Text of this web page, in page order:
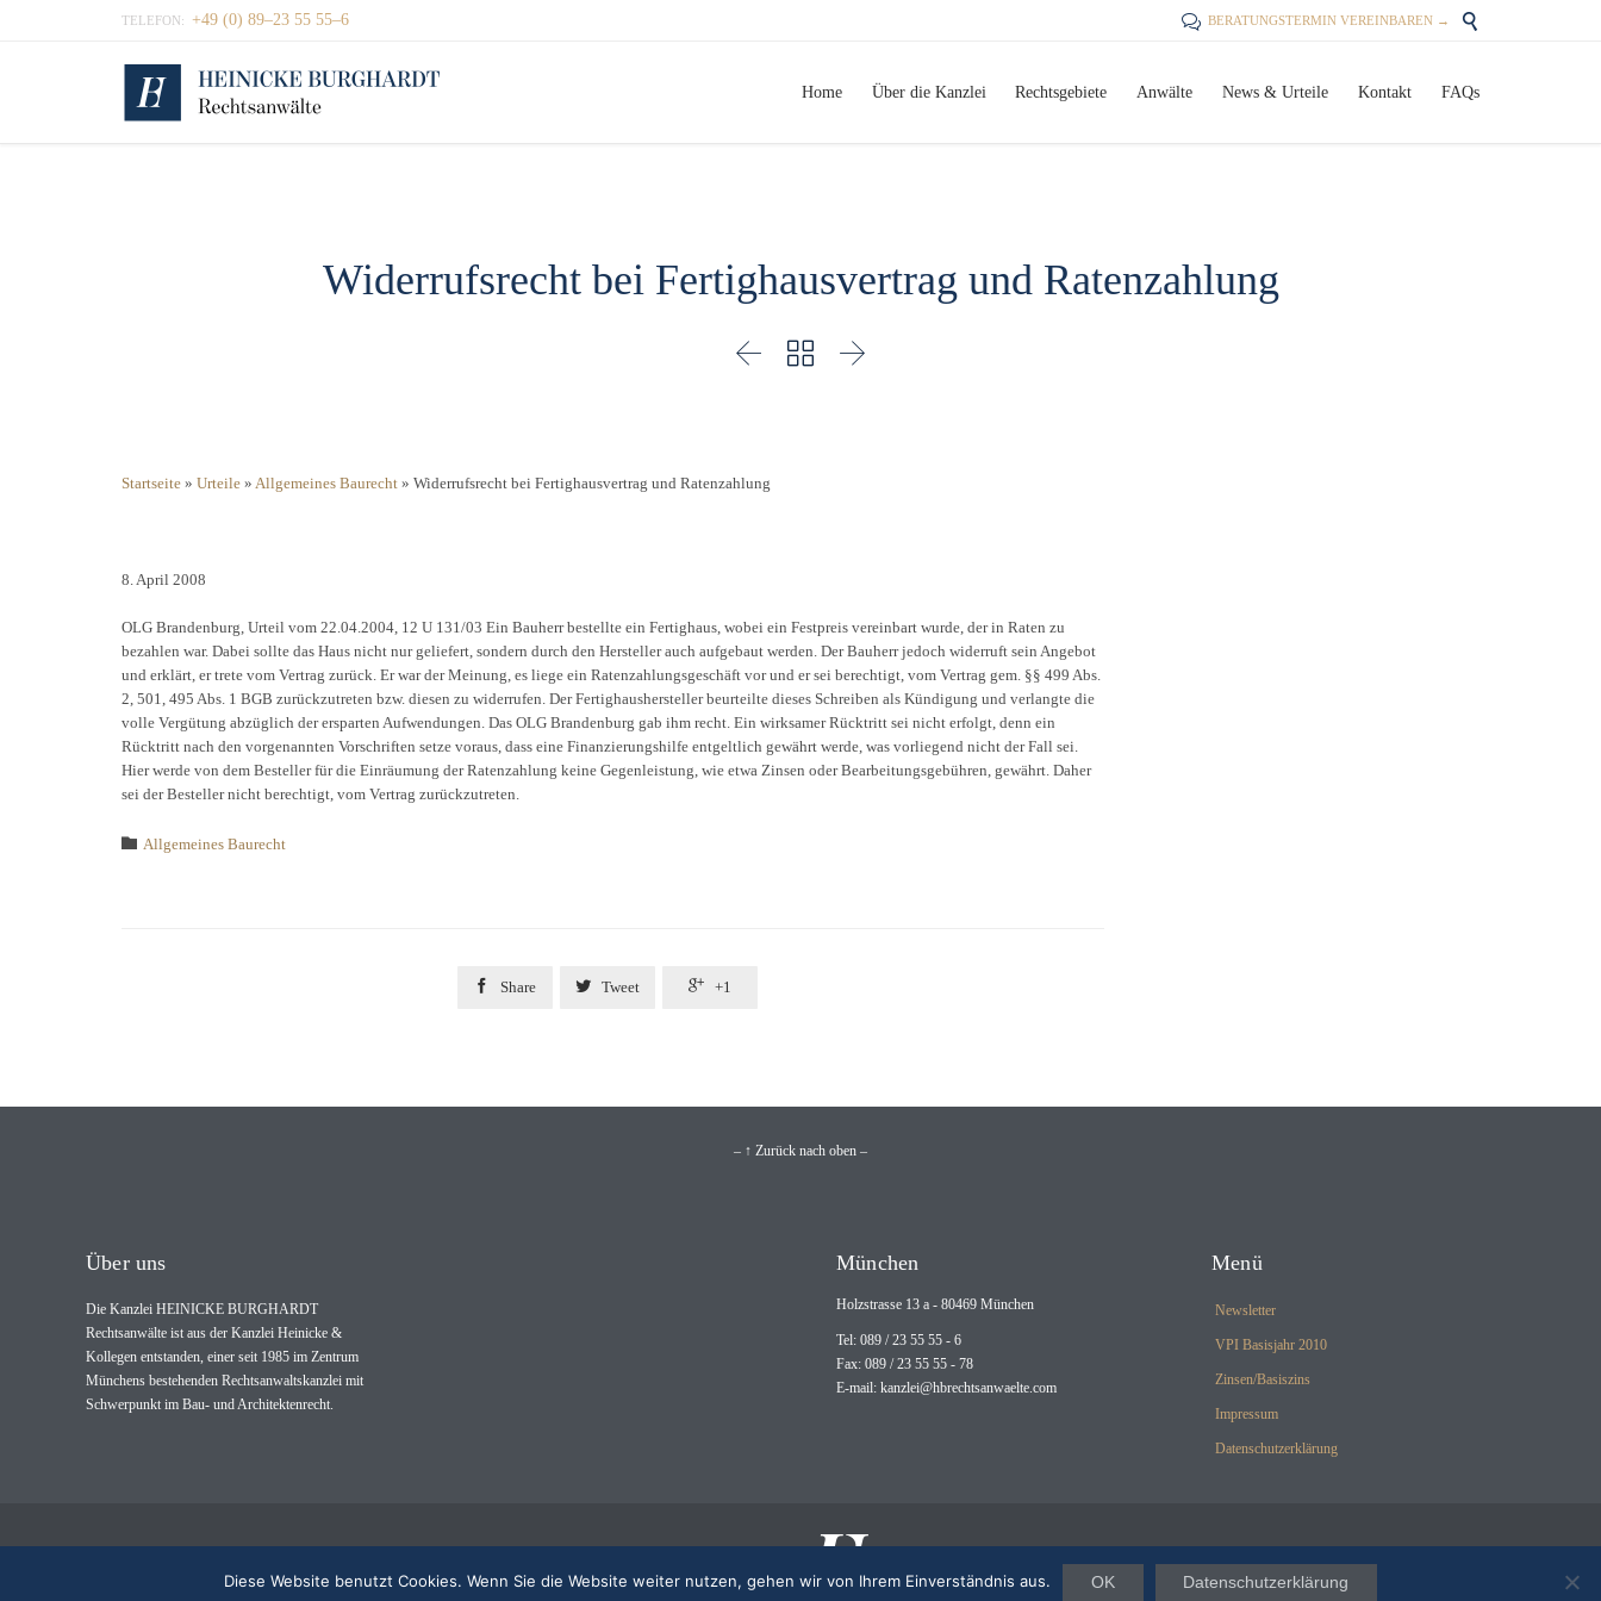
TELEFON: +49 (0) 89–23 55 55–6  BERATUNGSTERMIN VEREINBAREN → 
Home Über die Kanzlei Rechtsgebiete Anwälte News & Urteile Kontakt FAQs
Widerrufsrecht bei Fertighausvertrag und Ratenzahlung
  
Startseite » Urteile » Allgemeines Baurecht » Widerrufsrecht bei Fertighausvertrag und Ratenzahlung
8. April 2008
OLG Brandenburg, Urteil vom 22.04.2004, 12 U 131/03 Ein Bauherr bestellte ein Fertighaus, wobei ein Festpreis vereinbart wurde, der in Raten zu
bezahlen war. Dabei sollte das Haus nicht nur geliefert, sondern durch den Hersteller auch aufgebaut werden. Der Bauherr jedoch widerruft sein Angebot
und erklärt, er trete vom Vertrag zurück. Er war der Meinung, es liege ein Ratenzahlungsgeschäft vor und er sei berechtigt, vom Vertrag gem. §§ 499 Abs.
2, 501, 495 Abs. 1 BGB zurückzutreten bzw. diesen zu widerrufen. Der Fertighaushersteller beurteilte dieses Schreiben als Kündigung und verlangte die
volle Vergütung abzüglich der ersparten Aufwendungen. Das OLG Brandenburg gab ihm recht. Ein wirksamer Rücktritt sei nicht erfolgt, denn ein
Rücktritt nach den vorgenannten Vorschriften setze voraus, dass eine Finanzierungshilfe entgeltlich gewährt werde, was vorliegend nicht der Fall sei.
Hier werde von dem Besteller für die Einräumung der Ratenzahlung keine Gegenleistung, wie etwa Zinsen oder Bearbeitungsgebühren, gewährt. Daher
sei der Besteller nicht berechtigt, vom Vertrag zurückzutreten.
 Category
Allgemeines Baurecht
 Share  Tweet  +1
– ↑ Zurück nach oben –
Über uns
Die Kanzlei HEINICKE BURGHARDT
Rechtsanwälte ist aus der Kanzlei Heinicke &
Kollegen entstanden, einer seit 1985 im Zentrum
Münchens bestehenden Rechtsanwaltskanzlei mit
Schwerpunkt im Bau- und Architektenrecht.
München
Holzstrasse 13 a - 80469 München
Tel: 089 / 23 55 55 - 6
Fax: 089 / 23 55 55 - 78
E-mail: kanzlei@hbrechtsanwaelte.com
Menü
Newsletter
VPI Basisjahr 2010
Zinsen/Basiszins
Impressum
Datenschutzerklärung
Diese Website benutzt Cookies. Wenn Sie die Website weiter nutzen, gehen wir von Ihrem Einverständnis aus. OK Datenschutzerklärung